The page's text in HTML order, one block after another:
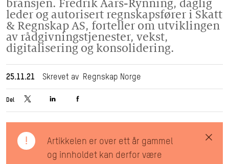
Kurs
bransjen. Fredrik Aars-Rynning, daglig
leder og autorisert regnskapsfører i Skatt
& Regnskap AS, forteller om utviklingen
av rådgivningstjenester, vekst,
digitalisering og konsolidering.
25.11.21 Skrevet av Regnskap Norge
Del
!
Artikkelen er over ett år gammel
og innholdet kan derfor være